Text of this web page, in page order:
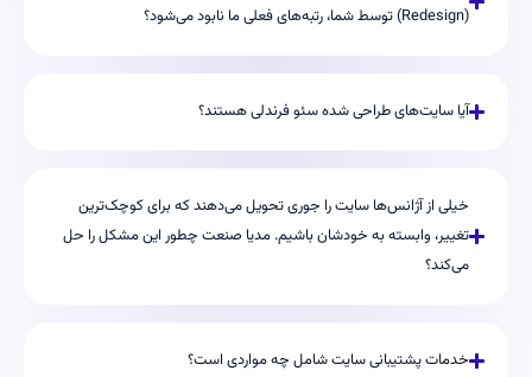
(Redesign) توسط شما، رتبه‌های فعلی ما نابود می‌شود؟
آیا سایت‌های طراحی شده سئو فرندلی هستند؟
خیلی از آژانس‌ها سایت را جوری تحویل می‌دهند که برای کوچک‌ترین
تغییر، وابسته به خودشان باشیم. مدیا صنعت چطور این مشکل را حل
می‌کند؟
خدمات پشتیبانی سایت شامل چه مواردی است؟